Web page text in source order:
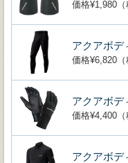
価格¥1,980（
アクアボデ
価格¥6,820（
アクアボデ
価格¥4,400（
アクアボデ